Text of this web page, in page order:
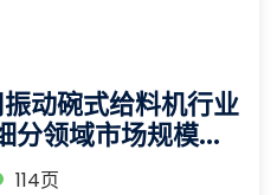
动碗式给料机行业
分领域市场规模及
114页